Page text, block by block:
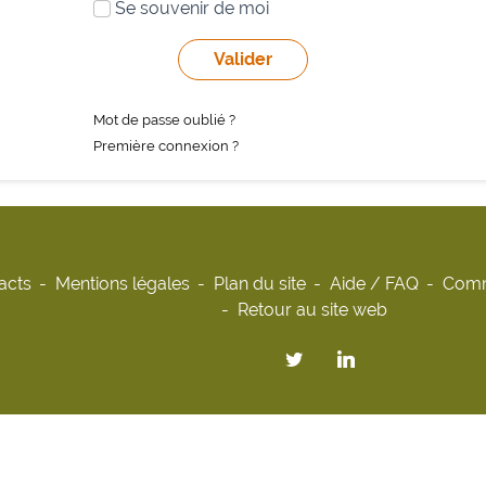
Se souvenir de moi
Mot de passe oublié ?
Première connexion ?
Mentions légales Plan du site Aide / FAQ
Retour au site web